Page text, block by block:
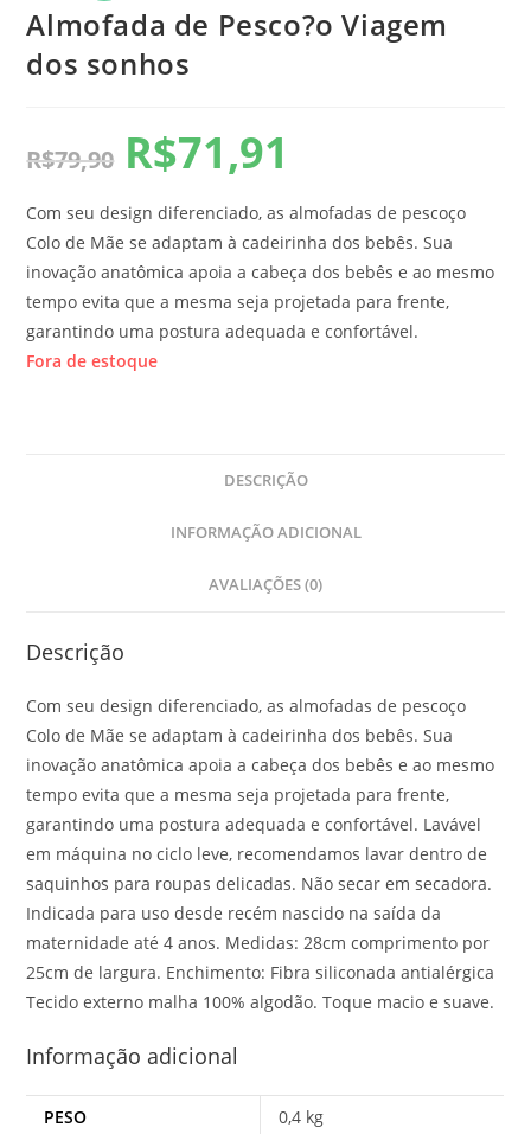
Almofada de Pesco?o Viagem
dos sonhos
R$79,90 R$71,91
Com seu design diferenciado, as almofadas de pescoço
Colo de Mãe se adaptam à cadeirinha dos bebês. Sua
inovação anatômica apoia a cabeça dos bebês e ao mesmo
tempo evita que a mesma seja projetada para frente,
garantindo uma postura adequada e confortável.
Fora de estoque
DESCRIÇÃO
INFORMAÇÃO ADICIONAL
AVALIAÇÕES (0)
Descrição
Com seu design diferenciado, as almofadas de pescoço
Colo de Mãe se adaptam à cadeirinha dos bebês. Sua
inovação anatômica apoia a cabeça dos bebês e ao mesmo
tempo evita que a mesma seja projetada para frente,
garantindo uma postura adequada e confortável. Lavável
em máquina no ciclo leve, recomendamos lavar dentro de
saquinhos para roupas delicadas. Não secar em secadora.
Indicada para uso desde recém nascido na saída da
maternidade até 4 anos. Medidas: 28cm comprimento por
25cm de largura. Enchimento: Fibra siliconada antialérgica
Tecido externo malha 100% algodão. Toque macio e suave.
Informação adicional
PESO 0,4 kg